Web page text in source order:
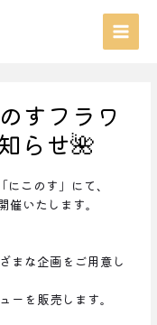
Main
すフラワ
らせ🌺
このす」にて、
催いたします。
まな企画をご用意し
ーを販売します。